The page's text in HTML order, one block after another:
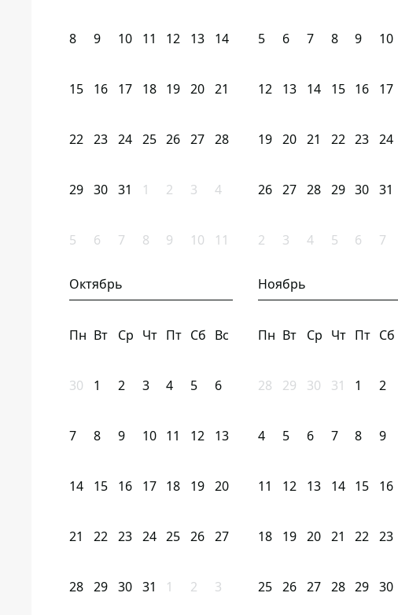
8 9 10 11 12 13 14
15 16 17 18 19 20 21
22 23 24 25 26 27 28
29 30 31 1 2 3 4
5 6 7 8 9 10 11
5 6 7 8 9 10
12 13 14 15 16 17
19 20 21 22 23 24
26 27 28 29 30 31
2 3 4 5 6 7
Октябрь
Пн Вт Ср Чт Пт Сб Вс
30 1 2 3 4 5 6
7 8 9 10 11 12 13
14 15 16 17 18 19 20
21 22 23 24 25 26 27
28 29 30 31 1 2 3
Ноябрь
Пн Вт Ср Чт Пт Сб
28 29 30 31 1 2
4 5 6 7 8 9
11 12 13 14 15 16
18 19 20 21 22 23
25 26 27 28 29 30